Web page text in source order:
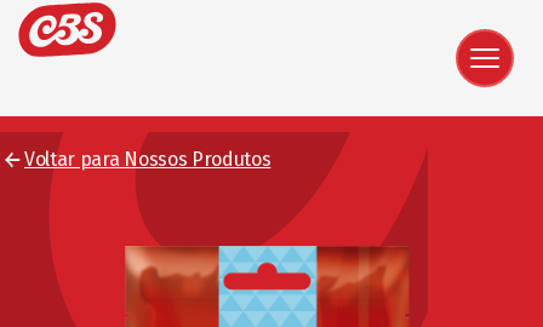
Voltar para Nossos Produtos